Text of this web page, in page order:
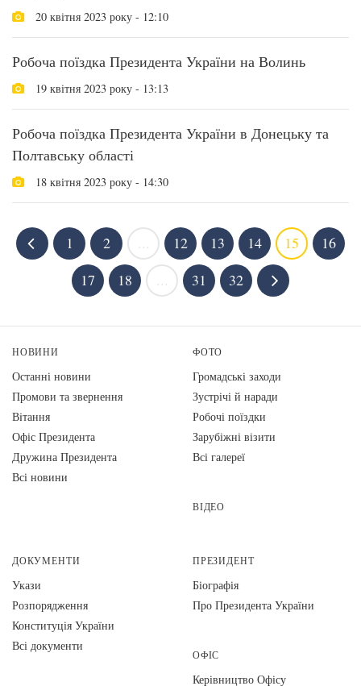
20 квітня 2023 року - 12:10
Робоча поїздка Президента України на Волинь
19 квітня 2023 року - 13:13
Робоча поїздка Президента України в Донецьку та
Полтавську області
18 квітня 2023 року - 14:30
1 2 12 13 14 15
16
17
18 31 32
НОВИНИ
Останні новини
Промови та звернення
Вiтання
Офіс Президента
Дружина Президента
Всі новини
ФОТО
Громадські заходи
Зустрічі й наради
Робочі поїздки
Зарубіжні візити
Всі галереї
ВІДЕО
ДОКУМЕНТИ
Укази
Розпорядження
Конституція України
Всі документи
ПРЕЗИДЕНТ
Біографія
Про Президента України
ОФІС
Керівництво Офісу